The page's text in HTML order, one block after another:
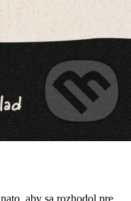
aby sa rozhodol pre